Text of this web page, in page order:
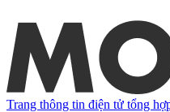
Trang thông tin điện tử tổng